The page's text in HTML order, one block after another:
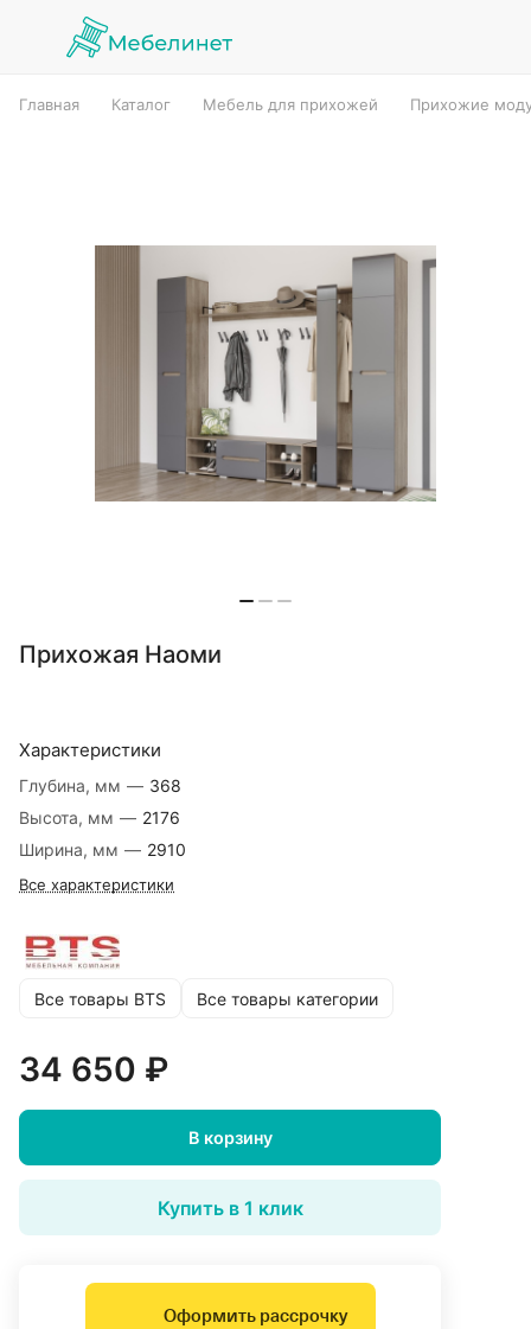
Главная Каталог Мебель для прихожей Прихожие
Прихожая Наоми
Характеристики
Глубина, мм — 368
Высота, мм — 2176
Ширина, мм — 2910
Все характеристики
Все товары BTS Все товары категории
34 650 ₽
В корзину
Купить в 1 клик
Оформить рассрочку